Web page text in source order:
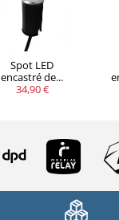
Spot LED
encastré de...
34,90 €